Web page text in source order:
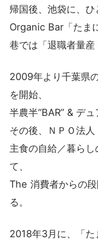
帰国後、池袋に、ひ
Organic Bar「たま
巷では「退職者量産
2009年より千葉県
を開始、
半農半“BAR” & デ
その後、ＮＰＯ法人
主食の自給／暮ら
て、
The 消費者からの
る。
2018年3月に、「た